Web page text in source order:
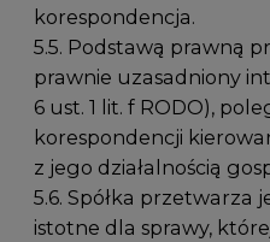
korespondencja.
5.5. Podstawą prawną
prawnie uzasadniony
6 ust. 1 lit. f RODO),
korespondencji
z jego działalnością
5.6. Spółka przetwarza
istotne dla sprawy,